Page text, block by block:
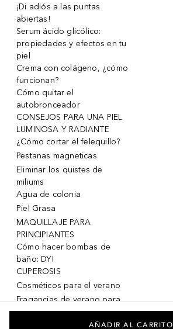
¡Di adiós a las puntas
abiertas!
Serum ácido glicólico:
propiedades y efectos en tu
piel
Crema con colágeno, ¿cómo
funcionan?
Cómo quitar el
autobronceador
CONSEJOS PARA UNA PIEL
LUMINOSA Y RADIANTE
¿Cómo cortar el felequillo?
Pestanas magneticas
Eliminar los quistes de
miliums
Agua de colonia
Piel Grasa
MAQUILLAJE PARA
PRINCIPIANTES
Cómo hacer bombas de
baño: DYI
CUPEROSIS
Cosméticos para el verano
Fragancias de verano para
mujeres
Fragancias de verano paraAÑADIR AL CARRITO